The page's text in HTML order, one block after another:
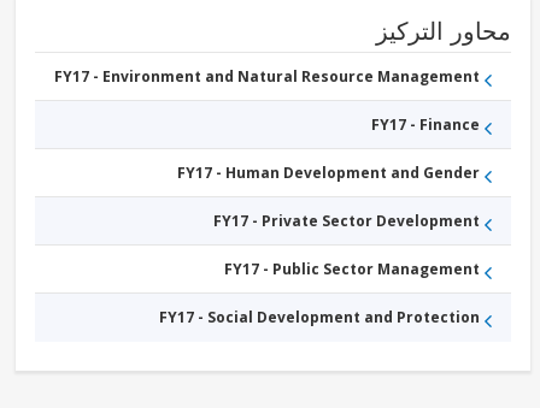
التركيز
FY17 - Environment and Natural Resource Management
FY17 - Finance
FY17 - Human Development and Gender
FY17 - Private Sector Development
FY17 - Public Sector Management
FY17 - Social Development and Protection